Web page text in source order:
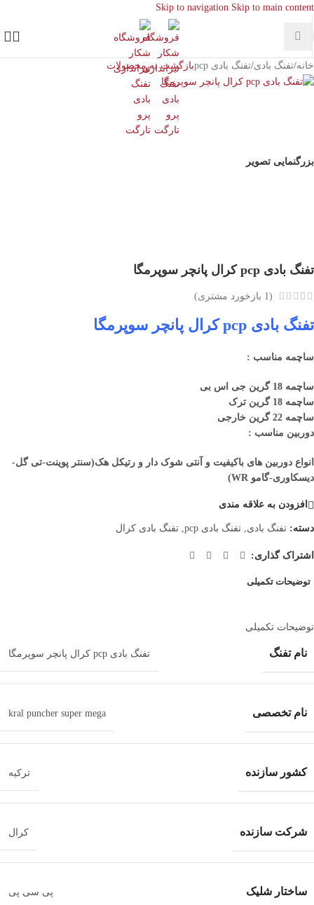
Skip to navigation Skip to main content
خانه/تفنگ بادی/تفنگ بادی pcp بازگشت به محصولات
بزرگنمایی تصویر
تفنگ بادی pcp کرال پانچر سوپرمگا
(
1 بازخورد مشتری)
تفنگ بادی pcp کرال پانچر سوپرمگا
ساچمه مناسب :
ساچمه 18 گرین جی اس بی
ساچمه 18 گرین ترک
ساچمه 22 گرین خارجی
دوربین مناسب :
انواع دوربین های باکیفیت و آنتی شوک دار و رتیکل هک(سنتر پوینت-تی گل-
دیسکاوری-گامو WR)
افزودن به علاقه مندی
دسته: تفنگ بادی تفنگ بادی pcp تفنگ بادی کرال
اشتراک گذاری:
توضیحات تکمیلی
توضیحات تکمیلی
نام تفنگ تفنگ بادی pcp کرال پانچر سوپرمگا
نام تخصصی kral puncher super mega
کشور سازنده ترکیه
شرکت سازنده کرال
ساختار شلیک پی سی پی